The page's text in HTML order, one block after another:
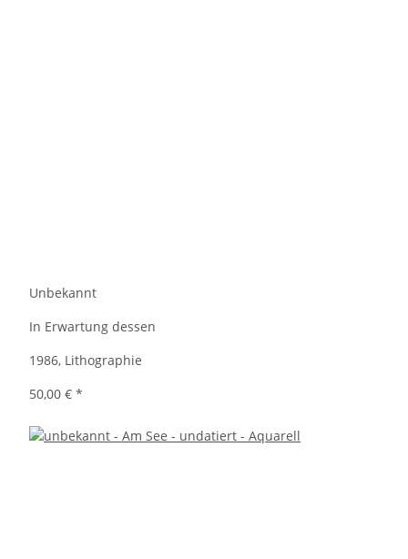
Unbekannt
In Erwartung dessen
1986, Lithographie
50,00 € *